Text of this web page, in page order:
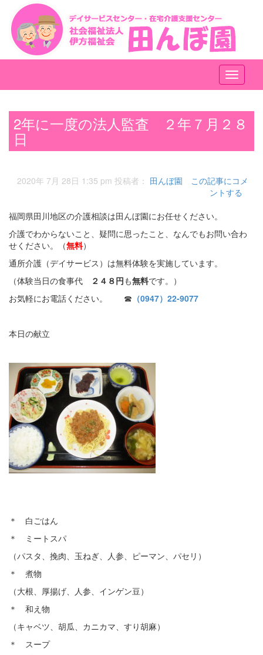
メ
ニ
ー
2年に一度の法人監査 ２年７月２８
日
2020年 7月 28日 1:35 pm 投稿者： 田んぼ園
この記事にコメ
ントする
福岡県田川地区の介護相談は田んぼ園にお任せください。
介護でわからないこと、疑問に思ったこと、なんでもお問い合わ
せください。（無料）
通所介護（デイサービス）は無料体験を実施しています。
（体験当日の食事代
２４８円も無料です。）
お気軽にお電話ください。 ☎ （0947）22-9077
本日の献立
＊ 白ごはん
＊ ミートスパ
（パスタ、挽肉、玉ねぎ、人参、ピーマン、パセリ）
＊ 煮物
（大根、厚揚げ、人参、インゲン豆）
＊ 和え物
（キャベツ、胡瓜、カニカマ、すり胡麻）
＊ スープ